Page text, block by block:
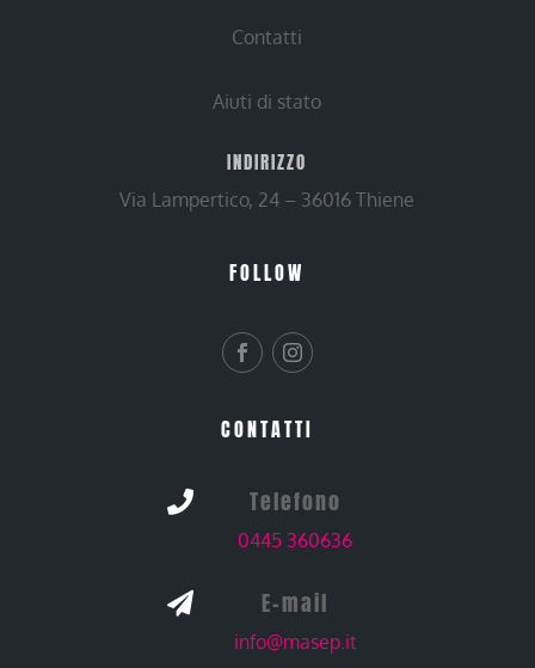
Contatti
Aiuti di stato
INDIRIZZO
Via Lampertico, 24 – 36016 Thiene
FOLLOW
CONTATTI
 Telefono
0445 360636
 E-mail
info@masep.it